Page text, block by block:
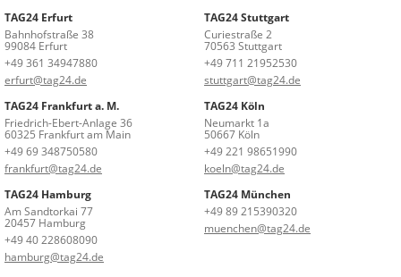
TAG24 Erfurt
Bahnhofstraße 38
99084 Erfurt
+49 361 34947880
erfurt@tag24.de
TAG24 Stuttgart
Curiestraße 2
70563 Stuttgart
+49 711 21952530
stuttgart@tag24.de
TAG24 Frankfurt a. M.
Friedrich-Ebert-Anlage 36
60325 Frankfurt am Main
+49 69 348750580
frankfurt@tag24.de
TAG24 Köln
Neumarkt 1a
50667 Köln
+49 221 98651990
koeln@tag24.de
TAG24 Hamburg
Am Sandtorkai 77
20457 Hamburg
+49 40 228608090
hamburg@tag24.de
TAG24 München
+49 89 215390320
muenchen@tag24.de